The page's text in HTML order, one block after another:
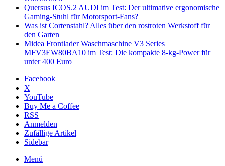
Quersus ICOS.2 AUDI im Test: Der ultimative ergonomische
Gaming-Stuhl für Motorsport-Fans?
Was ist Cortenstahl? Alles über den rostroten Werkstoff für
den Garten
Midea Frontlader Waschmaschine V3 Series
MFV3EW80BA10 im Test: Die kompakte 8-kg-Power für
unter 400 Euro
Facebook
X
YouTube
Buy Me a Coffee
RSS
Anmelden
Zufällige Artikel
Sidebar
Menü